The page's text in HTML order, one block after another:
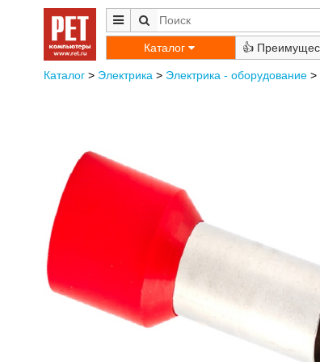
Каталог 👍
Каталог> Электрика > Электрика - оборудование>